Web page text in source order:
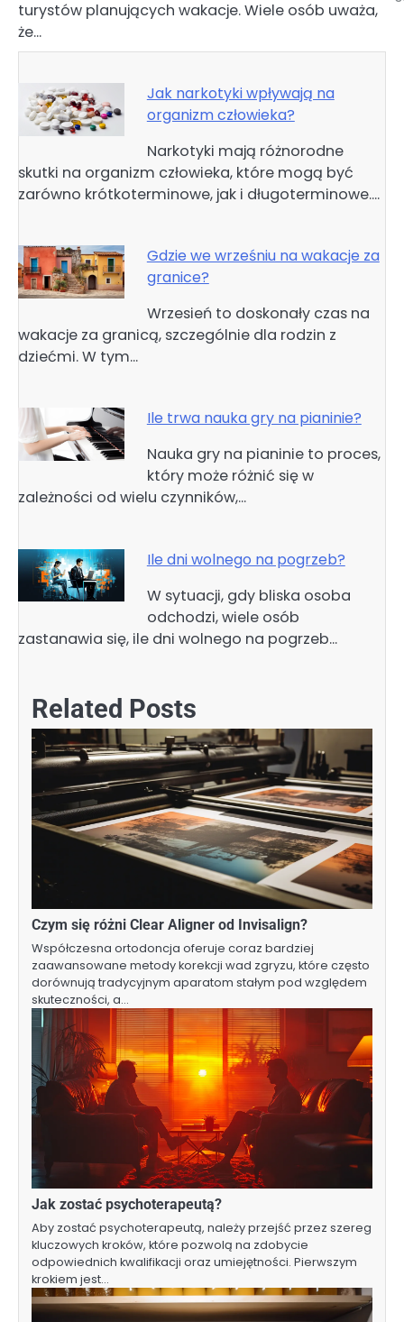
turystów planujących wakacje. Wiele osób uważa,
że…
Jak narkotyki wpływają na
organizm człowieka?
Narkotyki mają różnorodne
skutki na organizm człowieka, które mogą być
zarówno krótkoterminowe, jak i długoterminowe.…
Gdzie we wrześniu na wakacje za
granice?
Wrzesień to doskonały czas na
wakacje za granicą, szczególnie dla rodzin z
dziećmi. W tym…
Ile trwa nauka gry na pianinie?
Nauka gry na pianinie to proces,
który może różnić się w
zależności od wielu czynników,…
Ile dni wolnego na pogrzeb?
W sytuacji, gdy bliska osoba
odchodzi, wiele osób
zastanawia się, ile dni wolnego na pogrzeb…
Related Posts
Czym się różni Clear Aligner od Invisalign?
Współczesna ortodoncja oferuje coraz bardziej
zaawansowane metody korekcji wad zgryzu, które często
dorównują tradycyjnym aparatom stałym pod względem
skuteczności, a…
Jak zostać psychoterapeutą?
Aby zostać psychoterapeutą, należy przejść przez szereg
kluczowych kroków, które pozwolą na zdobycie
odpowiednich kwalifikacji oraz umiejętności. Pierwszym
krokiem jest…